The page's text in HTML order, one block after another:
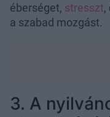
éberséget, stresszt,
a szabad mozgást.
3. A